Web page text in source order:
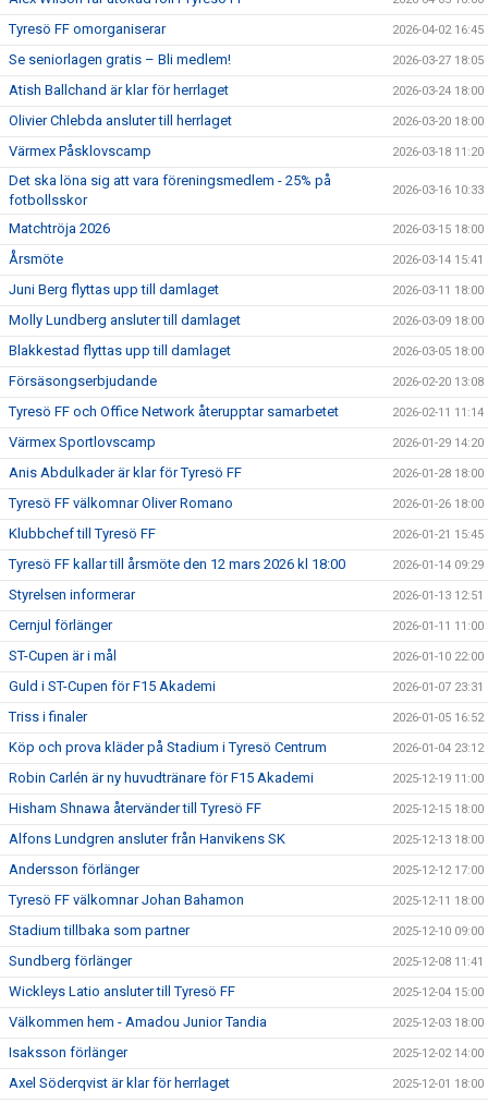
Tyresö FF omorganiserar 2026-04-02 16:45
Se seniorlagen gratis – Bli medlem! 2026-03-27 18:05
Atish Ballchand är klar för herrlaget 2026-03-24 18:00
Olivier Chlebda ansluter till herrlaget 2026-03-20 18:00
Värmex Påsklovscamp 2026-03-18 11:20
Det ska löna sig att vara föreningsmedlem - 25% på
fotbollsskor
2026-03-16 10:33
Matchtröja 2026 2026-03-15 18:00
Årsmöte 2026-03-14 15:41
Juni Berg flyttas upp till damlaget 2026-03-11 18:00
Molly Lundberg ansluter till damlaget 2026-03-09 18:00
Blakkestad flyttas upp till damlaget 2026-03-05 18:00
Försäsongserbjudande 2026-02-20 13:08
Tyresö FF och Office Network återupptar samarbetet 2026-02-11 11:14
Värmex Sportlovscamp 2026-01-29 14:20
Anis Abdulkader är klar för Tyresö FF 2026-01-28 18:00
Tyresö FF välkomnar Oliver Romano 2026-01-26 18:00
Klubbchef till Tyresö FF 2026-01-21 15:45
Tyresö FF kallar till årsmöte den 12 mars 2026 kl 18:00 2026-01-14 09:29
Styrelsen informerar 2026-01-13 12:51
Cernjul förlänger 2026-01-11 11:00
ST-Cupen är i mål 2026-01-10 22:00
Guld i ST-Cupen för F15 Akademi 2026-01-07 23:31
Triss i finaler 2026-01-05 16:52
Köp och prova kläder på Stadium i Tyresö Centrum 2026-01-04 23:12
Robin Carlén är ny huvudtränare för F15 Akademi 2025-12-19 11:00
Hisham Shnawa återvänder till Tyresö FF 2025-12-15 18:00
Alfons Lundgren ansluter från Hanvikens SK 2025-12-13 18:00
Andersson förlänger 2025-12-12 17:00
Tyresö FF välkomnar Johan Bahamon 2025-12-11 18:00
Stadium tillbaka som partner 2025-12-10 09:00
Sundberg förlänger 2025-12-08 11:41
Wickleys Latio ansluter till Tyresö FF 2025-12-04 15:00
Välkommen hem - Amadou Junior Tandia 2025-12-03 18:00
Isaksson förlänger 2025-12-02 14:00
Axel Söderqvist är klar för herrlaget 2025-12-01 18:00